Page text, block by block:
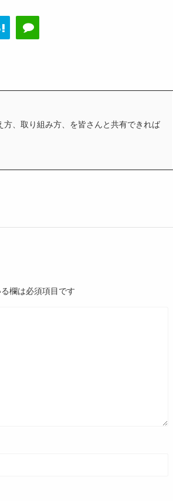
、取り組み方、を皆さんと共有できれば
欄は必須項目です